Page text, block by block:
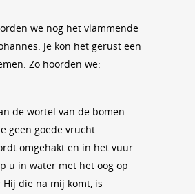
we nog het vlammende
Je kon het gerust een
Zo hoorden we:
de wortel van de bomen.
geen goede vrucht
omgehakt en in het vuur
u in water met het oog op
die na mij komt, is